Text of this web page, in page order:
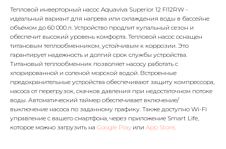
Тепловой инверторный насос Aquaviva Superior 12 FI12RW -
идеальный вариант для нагрева или охлаждения воды в бассейне
объёмом до 60 000 л. Устройство продлит купальный сезон и
обеспечит высокий уровень комфорта. Тепловой насос оснащен
титановым теплообменником, устойчивым к коррозии. Это
гарантирует надежность и долгий срок службы устройства.
Титановый теплообменник позволяет насосу работать с
хлорированной и соленой морской водой. Встроенные
предохранительные устройства обеспечивают защиту компрессора,
насоса от перегрузок, скачков давления при недостаточном потоке
воды. Автоматический таймер обеспечивает включение/
выключение насоса по заданному графику. Также доступно Wi-Fi
управление с вашего смартфона, через приложение Smart Life,
которое можно загрузить на Google Play или App Store.